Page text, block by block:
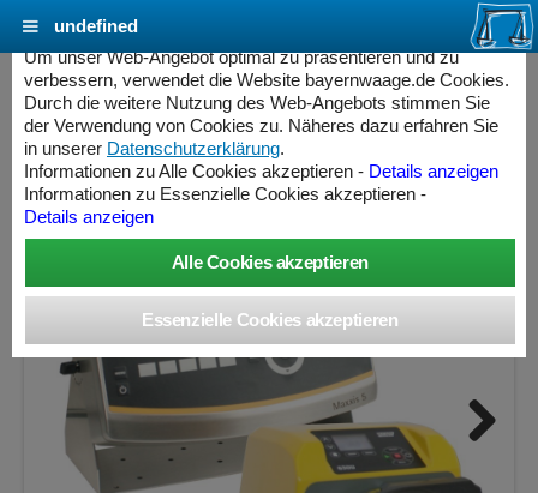
BWW sFeed Einfach-Dosierregler PID
Cookie Einstellungen - bayernwaage.de
Um unser Web-Angebot optimal zu präsentieren und zu
verbessern, verwendet die Website bayernwaage.de Cookies.
Durch die weitere Nutzung des Web-Angebots stimmen Sie
der Verwendung von Cookies zu. Näheres dazu erfahren Sie
in unserer Datenschutzerklärung.
Informationen zu Alle Cookies akzeptieren - Details anzeigen
Informationen zu Essenzielle Cookies akzeptieren -
Details anzeigen
undefined